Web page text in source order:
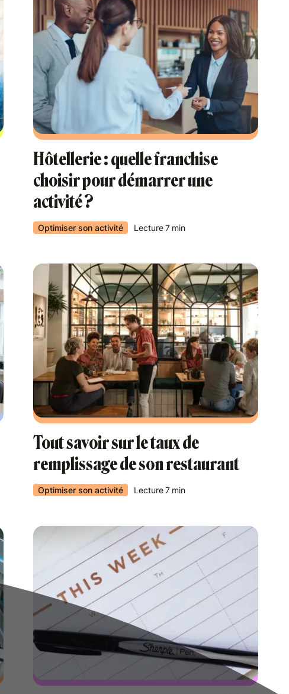
Hôtellerie : quelle franchise
choisir pour démarrer une
activité ?
Optimiser son activité Lecture7 min
Tout savoir sur le taux de
remplissage de son restaurant
Optimiser son activité Lecture7 min